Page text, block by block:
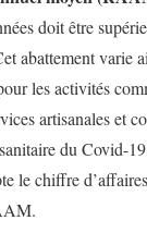
doit être
abattement varie
les activités
artisanales et
du Covid-
le chiffre